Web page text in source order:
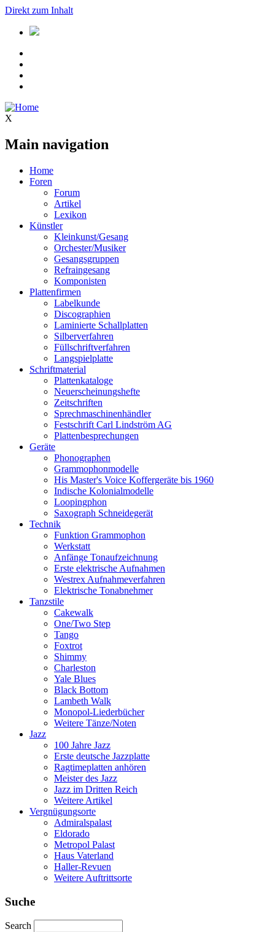
Direkt zum Inhalt
X
Main navigation
Home
Foren
Forum
Artikel
Lexikon
Künstler
Kleinkunst/Gesang
Orchester/Musiker
Gesangsgruppen
Refraingesang
Komponisten
Plattenfirmen
Labelkunde
Discographien
Laminierte Schallplatten
Silberverfahren
Füllschriftverfahren
Langspielplatte
Schriftmaterial
Plattenkataloge
Neuerscheinungshefte
Zeitschriften
Sprechmaschinenhändler
Festschrift Carl Lindström AG
Plattenbesprechungen
Geräte
Phonographen
Grammophonmodelle
His Master's Voice Koffergeräte bis 1960
Indische Kolonialmodelle
Loopingphon
Saxograph Schneidegerät
Technik
Funktion Grammophon
Werkstatt
Anfänge Tonaufzeichnung
Erste elektrische Aufnahmen
Westrex Aufnahmeverfahren
Elektrische Tonabnehmer
Tanzstile
Cakewalk
One/Two Step
Tango
Foxtrot
Shimmy
Charleston
Yale Blues
Black Bottom
Lambeth Walk
Monopol-Liederbücher
Weitere Tänze/Noten
Jazz
100 Jahre Jazz
Erste deutsche Jazzplatte
Ragtimeplatten anhören
Meister des Jazz
Jazz im Dritten Reich
Weitere Artikel
Vergnügungsorte
Admiralspalast
Eldorado
Metropol Palast
Haus Vaterland
Haller-Revuen
Weitere Auftrittsorte
Suche
Search